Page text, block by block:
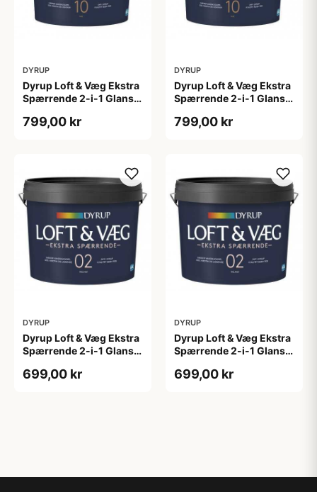
DYRUP
Dyrup Loft & Væg Ekstra
Spærrende 2-i-1 Glans
799,00 kr
DYRUP
Dyrup Loft & Væg Ekstra
Spærrende 2-i-1 Glans
799,00 kr
DYRUP
Dyrup Loft & Væg Ekstra
Spærrende 2-i-1 Glans 2
699,00 kr
DYRUP
Dyrup Loft & Væg Ekstra
Spærrende 2-i-1 Glans 2
699,00 kr